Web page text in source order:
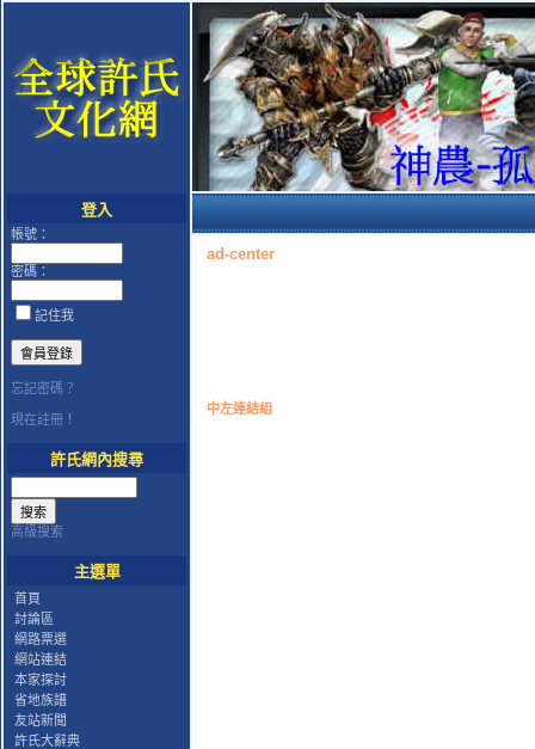
登入
帳號：
密碼：
記住我
忘記密碼？
現在註冊！
許氏網內搜尋
高級搜索
主選單
首頁
討論區
網路票選
網站連結
本家探討
省地族譜
友站新聞
許氏大辭典
ad-center
中左連結組